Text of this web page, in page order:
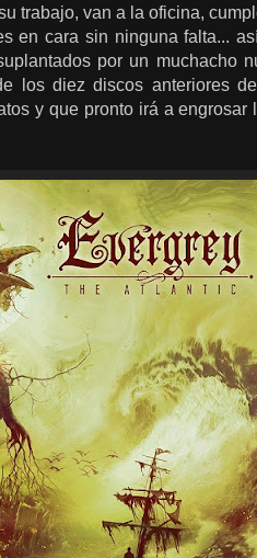
trabajo, van a la oficina,
en cara sin ninguna falta...
por un muchacho
los diez discos anteriores
y que pronto irá a